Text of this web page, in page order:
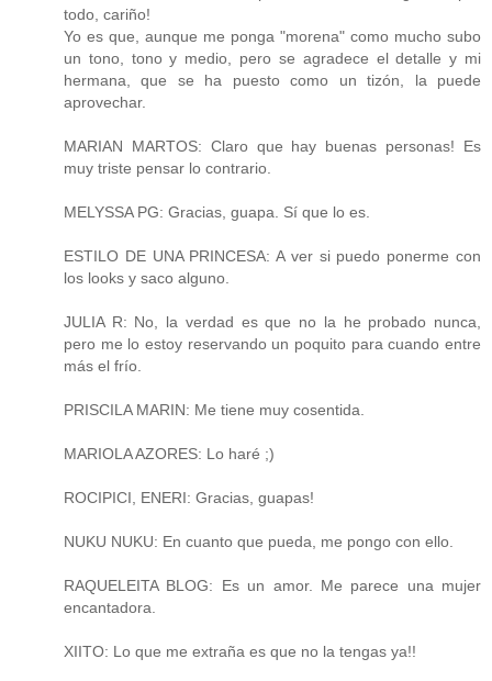
todo, cariño!
Yo es que, aunque me ponga "morena" como mucho subo
un tono, tono y medio, pero se agradece el detalle y mi
hermana, que se ha puesto como un tizón, la puede
aprovechar.
MARIAN MARTOS: Claro que hay buenas personas! Es
muy triste pensar lo contrario.
MELYSSA PG: Gracias, guapa. Sí que lo es.
ESTILO DE UNA PRINCESA: A ver si puedo ponerme con
los looks y saco alguno.
JULIA R: No, la verdad es que no la he probado nunca,
pero me lo estoy reservando un poquito para cuando entre
más el frío.
PRISCILA MARIN: Me tiene muy cosentida.
MARIOLA AZORES: Lo haré ;)
ROCIPICI, ENERI: Gracias, guapas!
NUKU NUKU: En cuanto que pueda, me pongo con ello.
RAQUELEITA BLOG: Es un amor. Me parece una mujer
encantadora.
XIITO: Lo que me extraña es que no la tengas ya!!